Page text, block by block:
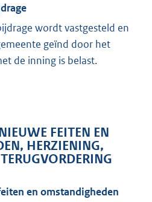
wordt vastgesteld en
geïnd door het
de inning is belast.
FEITEN EN
HERZIENING,
en omstandigheden